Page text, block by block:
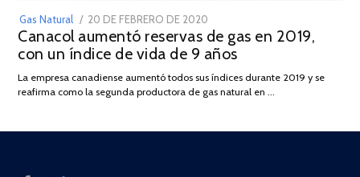
Gas Natural
POSTED
ON
20 DE FEBRERO DE 2020
DE
JULIO
2025
Canacol aumentó reservas de gas en 2019,
con un índice de vida de 9 años
La empresa canadiense aumentó todos sus índices durante 2019 y se
reafirma como la segunda productora de gas natural en …